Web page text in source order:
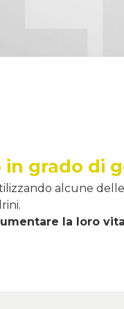
in grado
alcune
la loro